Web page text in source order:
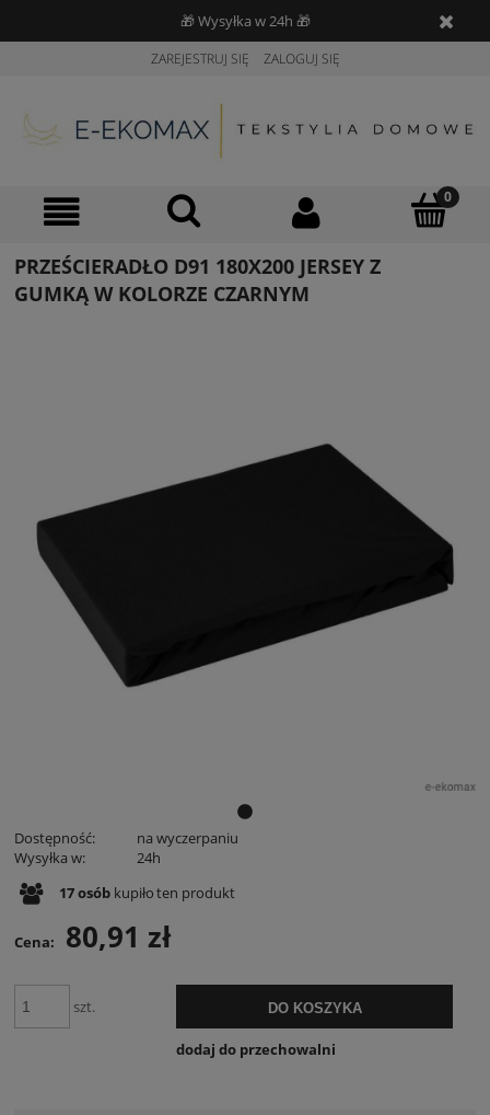
🎁 Wysyłka w 24h 🎁
ZAREJESTRUJ SIĘ ZALOGUJ SIĘ
PRZEŚCIERADŁO D91 180X200 JERSEY Z
GUMKĄ W KOLORZE CZARNYM
Dostępność:
na wyczerpaniu
Wysyłka w:
24h
17osób kupiłoten produkt
Cena: 80,91 zł
szt. DO KOSZYKA
dodaj do przechowalni